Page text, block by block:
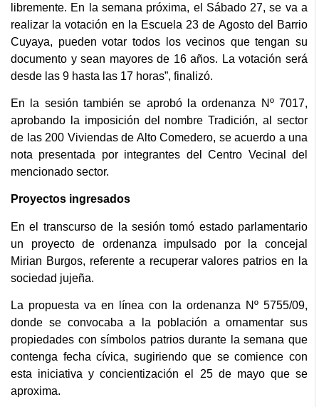
libremente. En la semana próxima, el Sábado 27, se va a
realizar la votación en la Escuela 23 de Agosto del Barrio
Cuyaya, pueden votar todos los vecinos que tengan su
documento y sean mayores de 16 años. La votación será
desde las 9 hasta las 17 horas”, finalizó.
En la sesión también se aprobó la ordenanza Nº 7017,
aprobando la imposición del nombre Tradición, al sector
de las 200 Viviendas de Alto Comedero, se acuerdo a una
nota presentada por integrantes del Centro Vecinal del
mencionado sector.
Proyectos ingresados
En el transcurso de la sesión tomó estado parlamentario
un proyecto de ordenanza impulsado por la concejal
Mirian Burgos, referente a recuperar valores patrios en la
sociedad jujeña.
La propuesta va en línea con la ordenanza Nº 5755/09,
donde se convocaba a la población a ornamentar sus
propiedades con símbolos patrios durante la semana que
contenga fecha cívica, sugiriendo que se comience con
esta iniciativa y concientización el 25 de mayo que se
aproxima.